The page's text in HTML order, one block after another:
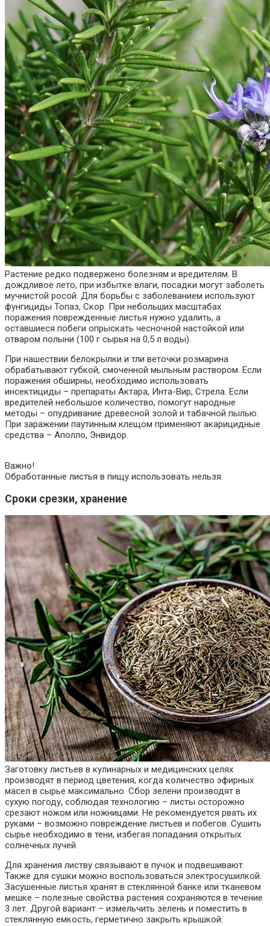
Растение редко подвержено болезням и вредителям. В
дождливое лето, при избытке влаги, посадки могут заболеть
мучнистой росой. Для борьбы с заболеванием используют
фунгициды Топаз, Скор. При небольших масштабах
поражения поврежденные листья нужно удалить, а
оставшиеся побеги опрыскать чесночной настойкой или
отваром полыни (100 г сырья на 0,5 л воды).
При нашествии белокрылки и тли веточки розмарина
обрабатывают губкой, смоченной мыльным раствором. Если
поражения обширны, необходимо использовать
инсектициды – препараты Актара, Инта-Вир, Стрела. Если
вредителей небольшое количество, помогут народные
методы – опудривание древесной золой и табачной пылью.
При заражении паутинным клещом применяют акарицидные
средства – Аполло, Энвидор.
Важно!
Обработанные листья в пищу использовать нельзя.
Сроки срезки, хранение
Заготовку листьев в кулинарных и медицинских целях
производят в период цветения, когда количество эфирных
масел в сырье максимально. Сбор зелени производят в
сухую погоду, соблюдая технологию – листы осторожно
срезают ножом или ножницами. Не рекомендуется рвать их
руками – возможно повреждение листьев и побегов. Сушить
сырье необходимо в тени, избегая попадания открытых
солнечных лучей.
Для хранения листву связывают в пучок и подвешивают.
Также для сушки можно воспользоваться электросушилкой.
Засушенные листья хранят в стеклянной банке или тканевом
мешке – полезные свойства растения сохраняются в течение
3 лет. Другой вариант – измельчить зелень и поместить в
стеклянную емкость, герметично закрыть крышкой.